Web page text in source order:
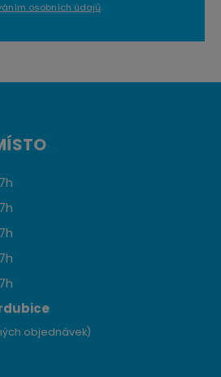
osobních údajů.
objednávek)